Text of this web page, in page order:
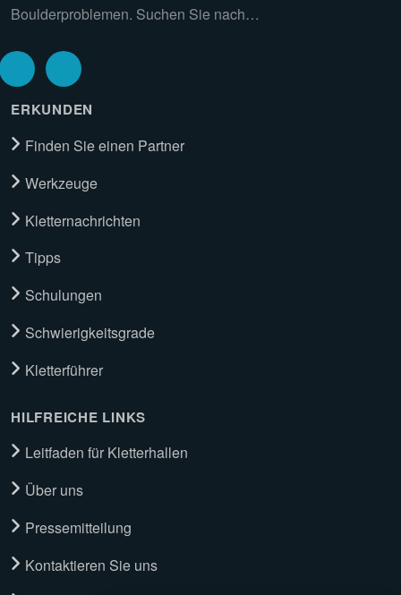
Boulderproblemen. Suchen Sie nach…
ERKUNDEN
Finden Sie einen Partner
Werkzeuge
Kletternachrichten
Tipps
Schulungen
Schwierigkeitsgrade
Kletterführer
HILFREICHE LINKS
Leitfaden für Kletterhallen
Über uns
Pressemitteilung
Kontaktieren Sie uns